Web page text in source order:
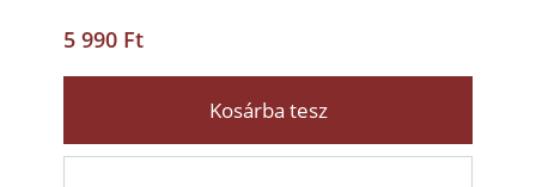
5 990 Ft
Kosárba tesz